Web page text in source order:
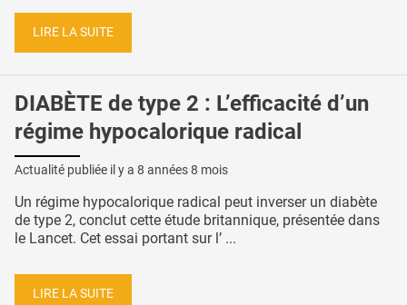
LIRE LA SUITE
DIABÈTE de type 2 : L’efficacité d’un
régime hypocalorique radical
Actualité publiée il y a 8 années 8 mois
Un régime hypocalorique radical peut inverser un diabète
de type 2, conclut cette étude britannique, présentée dans
le Lancet. Cet essai portant sur l’ ...
LIRE LA SUITE